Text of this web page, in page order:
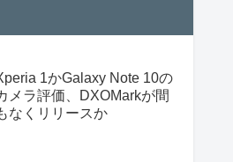
1かGalaxy Note 10の
メラ評価、DXOMarkが間
なくリリースか